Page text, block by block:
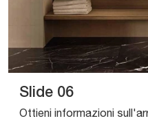
Slide 06